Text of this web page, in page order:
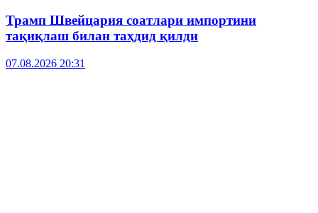
Трамп Швейцария соатлари импортини
тақиқлаш билан таҳдид қилди
07.08.2026 20:31